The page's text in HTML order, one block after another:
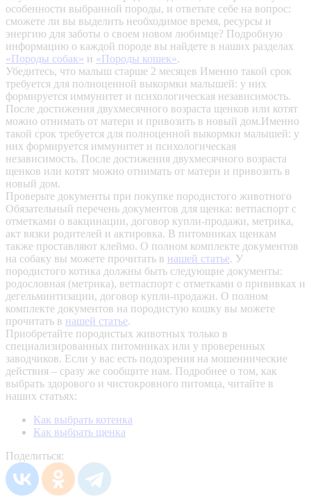
особенности выбранной породы, и ответьте себе на вопрос:
сможете ли вы выделить необходимое время, ресурсы и
энергию для заботы о своем новом любимце? Подробную
информацию о каждой породе вы найдете в наших разделах
«Породы собак» и «Породы кошек».
Убедитесь, что малыш старше 2 месяцев Именно такой срок
требуется для полноценной выкормки малышей: у них
формируется иммунитет и психологическая независимость.
После достижения двухмесячного возраста щенков или котят
можно отнимать от матери и привозить в новый дом.Именно
такой срок требуется для полноценной выкормки малышей: у
них формируется иммунитет и психологическая
независимость. После достижения двухмесячного возраста
щенков или котят можно отнимать от матери и привозить в
новый дом.
Проверьте документы при покупке породистого животного
Обязательный перечень документов для щенка: ветпаспорт с
отметками о вакцинации, договор купли-продажи, метрика,
акт вязки родителей и актировка. В питомниках щенкам
также проставляют клеймо. О полном комплекте документов
на собаку вы можете прочитать в нашей статье. У
породистого котика должны быть следующие документы:
родословная (метрика), ветпаспорт с отметками о прививках и
дегельминтизации, договор купли-продажи. О полном
комплекте документов на породистую кошку вы можете
прочитать в нашей статье.
Приобретайте породистых животных только в
специализированных питомниках или у проверенных
заводчиков. Если у вас есть подозрения на мошеннические
действия – сразу же сообщите нам. Подробнее о том, как
выбрать здорового и чистокровного питомца, читайте в
наших статьях:
Как выбрать котенка
Как выбрать щенка
Поделиться: